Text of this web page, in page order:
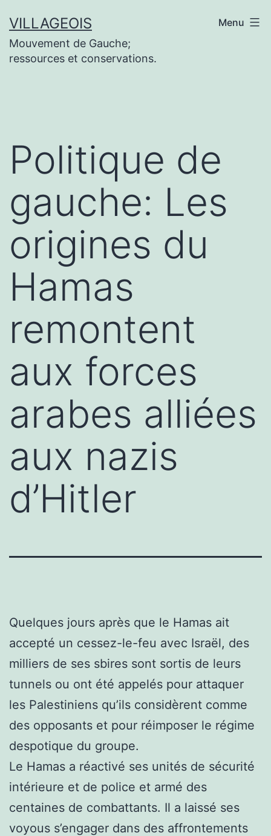
au
contenu
VILLAGEOIS
Mouvement de Gauche;
ressources et conservations.
Menu
Politique de
gauche: Les
origines du
Hamas
remontent
aux forces
arabes alliées
aux nazis
d’Hitler
Quelques jours après que le Hamas ait
accepté un cessez-le-feu avec Israël, des
milliers de ses sbires sont sortis de leurs
tunnels ou ont été appelés pour attaquer
les Palestiniens qu’ils considèrent comme
des opposants et pour réimposer le régime
despotique du groupe.
Le Hamas a réactivé ses unités de sécurité
intérieure et de police et armé des
centaines de combattants. Il a laissé ses
voyous s’engager dans des affrontements